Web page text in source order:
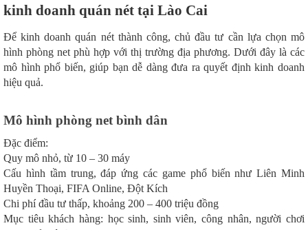
kinh doanh quán nét tại Lào Cai
Để kinh doanh quán nét thành công, chủ đầu tư cần lựa chọn mô
hình phòng net phù hợp với thị trường địa phương. Dưới đây là các
mô hình phổ biến, giúp bạn dễ dàng đưa ra quyết định kinh doanh
hiệu quả.
Mô hình phòng net bình dân
Đặc điểm:
Quy mô nhỏ, từ 10 – 30 máy
Cấu hình tầm trung, đáp ứng các game phổ biến như Liên Minh
Huyền Thoại, FIFA Online, Đột Kích
Chi phí đầu tư thấp, khoảng 200 – 400 triệu đồng
Mục tiêu khách hàng: học sinh, sinh viên, công nhân, người chơi